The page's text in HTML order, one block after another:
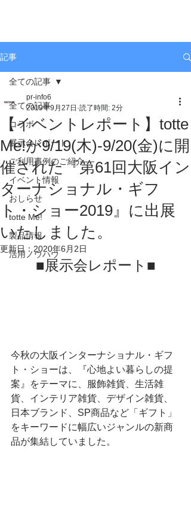
記事
全ての記事
コラボ
展示会レポート
ご利用事例のご紹介
イベント情報
おしらせ
totte Me!
製品情報
活用ノウハウ
全ての記事
【イベントレポート】totte
Me!が9/19(木)-9/20(金)に開
催された『第61回大阪イン
ターナショナル・ギフ
ト・ショー2019』に出展
いたしました。
pr-info6
2019年9月27日 読了時間: 2分
更新日： 2020年6月2日
■展示会レポート■
今秋の大阪インターナショナル・ギフ
ト・ショーは、『心地よい暮らしの提
案』をテーマに、服飾雑貨、生活雑
貨、インテリア雑貨、デザイン雑貨、
日本ブランド、SP商品など「ギフト」
をキーワードに幅広いジャンルの新商
品が集結していました。